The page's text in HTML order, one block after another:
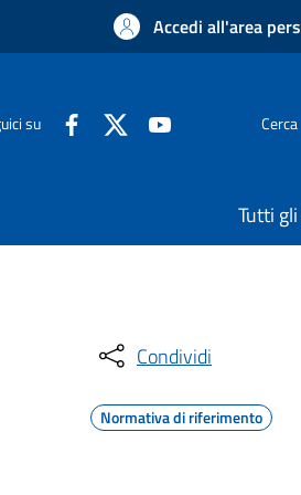
Accedi all'area
su Cerca
Tutti
Condividi
Normativa di riferimento